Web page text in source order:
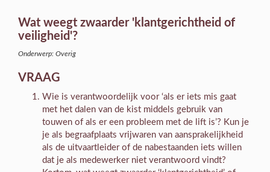
Wat weegt zwaarder 'klantgerichtheid of
veiligheid'?
Onderwerp: Overig
VRAAG
Wie is verantwoordelijk voor ‘als er iets mis gaat
met het dalen van de kist middels gebruik van
touwen of als er een probleem met de lift is’? Kun je
je als begraafplaats vrijwaren van aansprakelijkheid
als de uitvaartleider of de nabestaanden iets willen
dat je als medewerker niet verantwoord vindt?